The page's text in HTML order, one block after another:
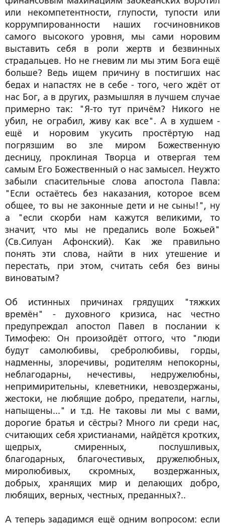
или некомпетентности, глупости, тупости или
коррумпированности наших госчиновников
самого высокого уровня, мы сами норовим
выставить себя в роли жертв и безвинных
страдальцев. Но не гневим ли мы этим Бога ещё
больше? Ведь ищем причину в постигших нас
бедах и напастях не в себе - того, чего ждёт от
нас Бог, а в других, размышляя в лучшем случае
примерно так: "Я-то тут причём? Никого не
убил, не ограбил, живу как все". А в худшем -
ещё и норовим укусить простёртую над
погрязшим во зле миром Божественную
десницу, проклиная Творца и отвергая тем
самым Его Божественный о нас замысел. Неужто
забыли спасительные слова апостола Павла:
"Если остаётесь без наказания, которое всем
общее, то вы не законные дети и не сыны!", ну
а "если скорби нам кажутся великими, то
значит, что мы не предались воле Божьей"
(Св.Силуан Афонский). Как же правильно
понять эти слова, найти в них утешение и
перестать, при этом, считать себя без вины
виноватым?
Об истинных причинах грядущих "тяжких
времён" - духовного кризиса, нас честно
предупреждал апостол Павел в послании к
Тимофею: Он произойдёт оттого, что "люди
будут самолюбивы, сребролюбивы, горды,
надменны, злоречивы, родителям непокорны,
неблагодарны, нечестивы, недружелюбны,
непримирительны, клеветники, невоздержаны,
жестоки, не любящие добро, предатели, наглы,
напыщены..." и т.д. Не таковы ли мы с вами,
дорогие братья и сёстры? Много ли среди нас,
считающих себя христианами, найдётся кротких,
щедрых, смиренных, послушливых,
благодарных, благочестивых, дружелюбных,
миролюбивых, скромных, воздержанных,
добрых, хранящих мир и делающих добро,
любящих, верных, честных, преданных?..
А теперь зададимся ещё одним вопросом: если